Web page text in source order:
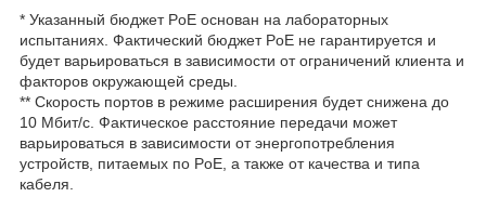
* Указанный бюджет PoE основан на лабораторных
испытаниях. Фактический бюджет PoE не гарантируется и
будет варьироваться в зависимости от ограничений клиента и
факторов окружающей среды.
** Скорость портов в режиме расширения будет снижена до
10 Мбит/с. Фактическое расстояние передачи может
варьироваться в зависимости от энергопотребления
устройств, питаемых по PoE, а также от качества и типа
кабеля.